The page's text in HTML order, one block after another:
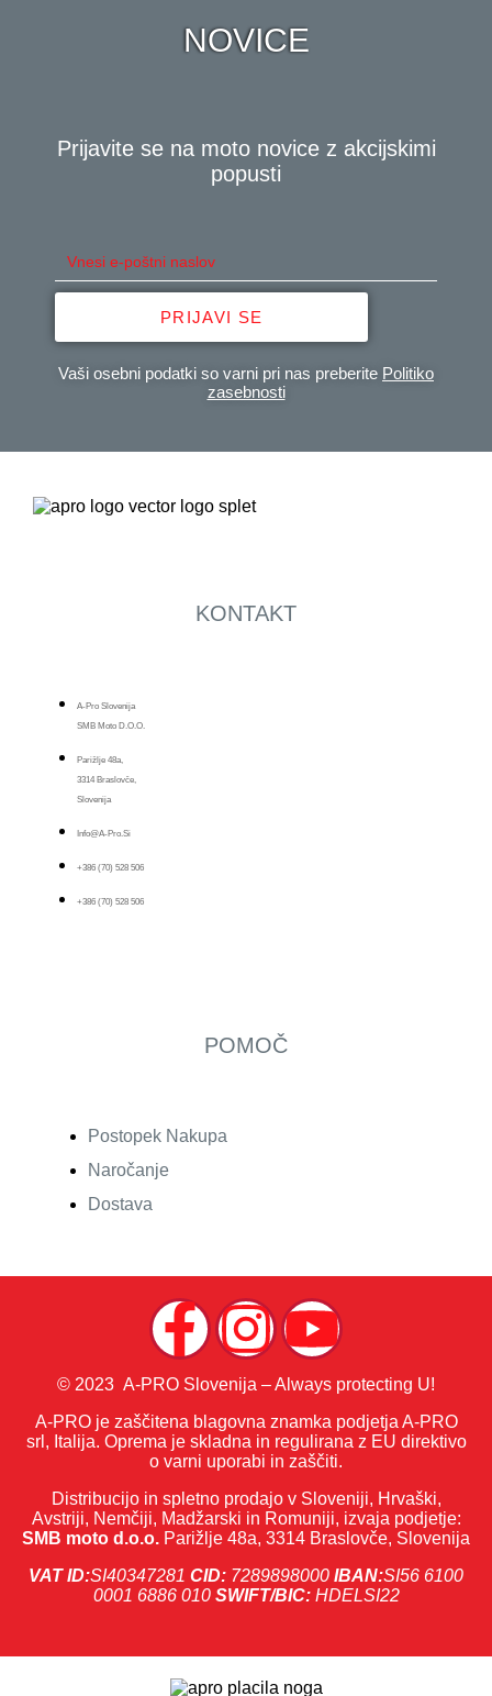
NOVICE
Prijavite se na moto novice z akcijskimi
popusti
PRIJAVI SE
Vaši osebni podatki so varni pri nas preberite Politiko
zasebnosti
KONTAKT
A-Pro Slovenija
SMB Moto D.o.o.
Parižlje 48a,
3314 Braslovče,
Slovenija
Info@a-Pro.si
+386 (70) 528 506
+386 (70) 528 506
POMOČ
Postopek Nakupa
Naročanje
Dostava
© 2023 A-PRO Slovenija – Always protecting U!
A-PRO je zaščitena blagovna znamka podjetja A-PRO
srl, Italija. Oprema je skladna in regulirana z EU direktivo
o varni uporabi in zaščiti.
Distribucijo in spletno prodajo v Sloveniji, Hrvaški,
Avstriji, Nemčiji, Madžarski in Romuniji, izvaja podjetje:
SMB moto d.o.o. Parižlje 48a, 3314 Braslovče, Slovenija
VAT ID:SI40347281 CID: 7289898000 IBAN:SI56 6100
0001 6886 010 SWIFT/BIC:HDELSI22